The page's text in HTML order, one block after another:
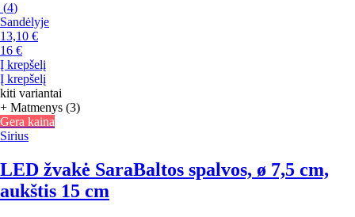
(4)
Sandėlyje
13,10 €
16 €
Į krepšelį
Į krepšelį
kiti variantai
+ Matmenys (3)
Gera kaina
Sirius
LED žvakė SaraBaltos spalvos, ø 7,5 cm,
aukštis 15 cm